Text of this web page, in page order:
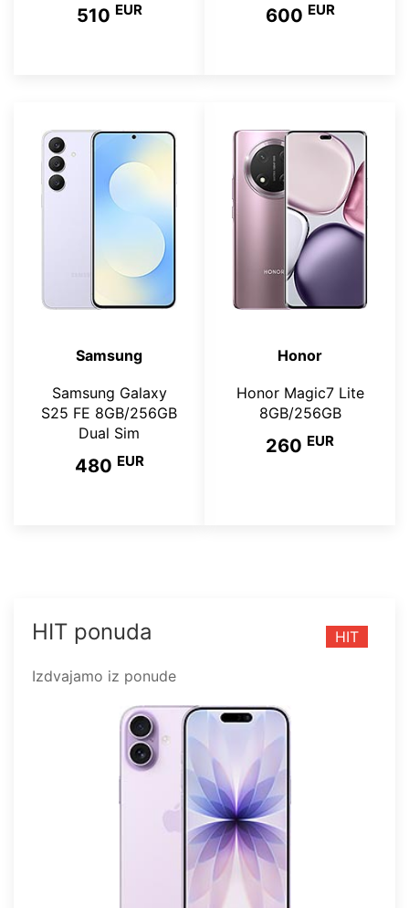
510 EUR 600 EUR
Samsung
Samsung Galaxy
S25 FE 8GB/256GB
Dual Sim
480 EUR
Honor
Honor Magic7 Lite
8GB/256GB
260 EUR
HIT
HIT ponuda
Izdvajamo iz ponude